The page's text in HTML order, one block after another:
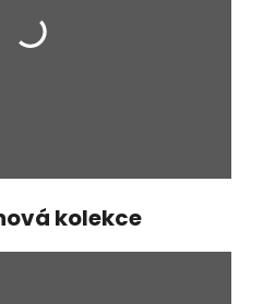
kolekce